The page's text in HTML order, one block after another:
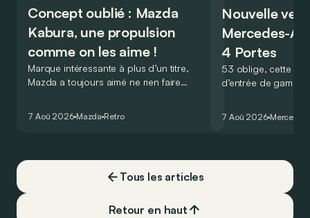
Concept oublié : Mazda
Kabura, une propulsion
comme on les aime !
Marque intéressante à plus d’un titre,
Mazda a toujours aimé ne rien faire
de la plus belle des manières…
7 Aoû 2026 Mazda Retro
Nouvelle
Mercedes-
4 Portes
53 oblige, cette
d’entrée de
moins…
7 Aoû 2026 Mercedes
Tous les articles
Retour en haut